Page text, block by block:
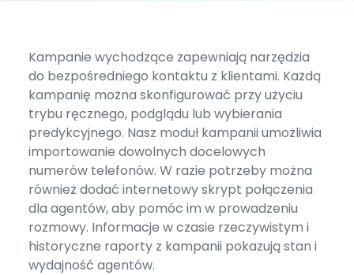
Kampanie wychodzące zapewniają narzędzia
do bezpośredniego kontaktu z klientami. Każdą
kampanię można skonfigurować przy użyciu
trybu ręcznego, podglądu lub wybierania
predykcyjnego. Nasz moduł kampanii umożliwia
importowanie dowolnych docelowych
numerów telefonów. W razie potrzeby można
również dodać internetowy skrypt połączenia
dla agentów, aby pomóc im w prowadzeniu
rozmowy. Informacje w czasie rzeczywistym i
historyczne raporty z kampanii pokazują stan i
wydajność agentów.